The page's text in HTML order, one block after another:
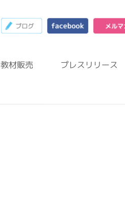
お問合わせフォーム
ブログ facebook
教材販売 プレスリリース